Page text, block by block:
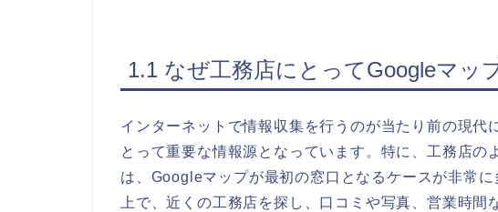
1.1 なぜ工務店にとってGoogleマッ
インターネットで情報収集を行うのが当たり前の現代
とって重要な情報源となっています。特に、工務店の
は、Googleマップが最初の窓口となるケースが非常
上で、近くの工務店を探し、口コミや写真、営業時